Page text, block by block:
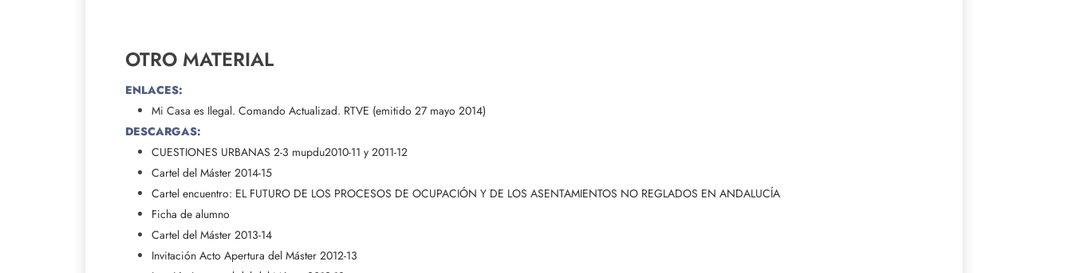
OTRO MATERIAL
ENLACES:
Mi Casa es Ilegal. Comando Actualizad. RTVE (emitido 27 mayo 2014)
DESCARGAS:
CUESTIONES URBANAS 2-3 mupdu2010-11 y 2011-12
Cartel del Máster 2014-15
Cartel encuentro: EL FUTURO DE LOS PROCESOS DE OCUPACIÓN Y DE LOS ASENTAMIENTOS NO REGLADOS EN ANDALUCÍA
Ficha de alumno
Cartel del Máster 2013-14
Invitación Acto Apertura del Máster 2012-13